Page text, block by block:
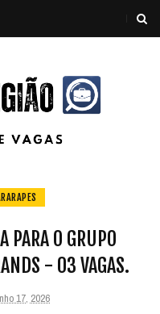
PARA O GRUPO
- 03 VAGAS.
17, 2026